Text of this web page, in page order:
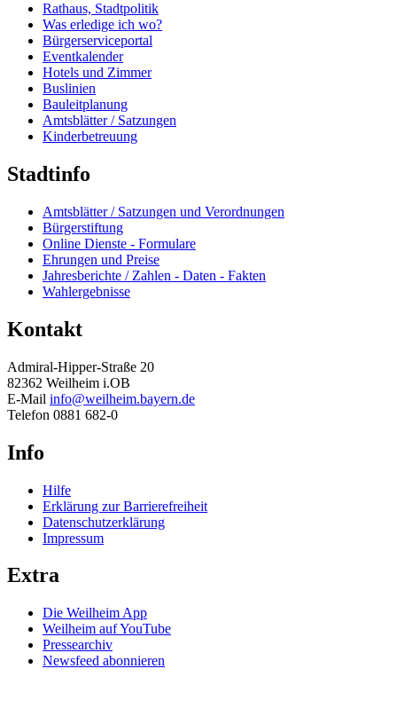
Rathaus, Stadtpolitik
Was erledige ich wo?
Bürgerserviceportal
Eventkalender
Hotels und Zimmer
Buslinien
Bauleitplanung
Amtsblätter / Satzungen
Kinderbetreuung
Stadtinfo
Amtsblätter / Satzungen und Verordnungen
Bürgerstiftung
Online Dienste - Formulare
Ehrungen und Preise
Jahresberichte / Zahlen - Daten - Fakten
Wahlergebnisse
Kontakt
Admiral-Hipper-Straße 20
82362 Weilheim i.OB
E-Mail info@weilheim.bayern.de
Telefon 0881 682-0
Info
Hilfe
Erklärung zur Barrierefreiheit
Datenschutzerklärung
Impressum
Extra
Die Weilheim App
Weilheim auf YouTube
Pressearchiv
Newsfeed abonnieren